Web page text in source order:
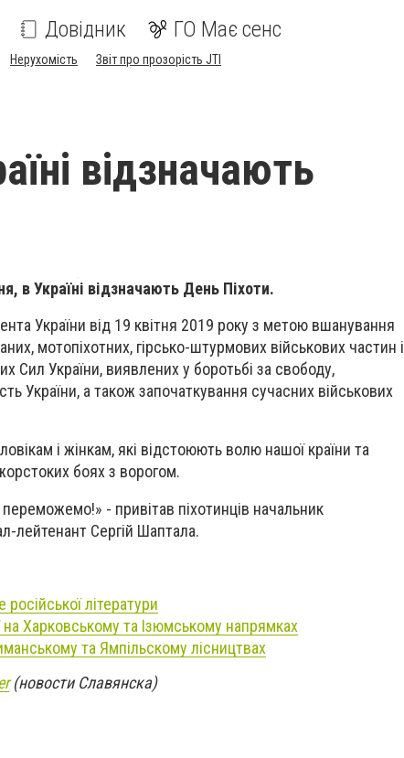
Довідник ГО Має сенс
Нерухомість Звіт про прозорість JTI
відзначають
в Україні відзначають День Піхоти.
України від 19 квітня 2019 року з метою вшанування
мотопіхотних, гірсько-штурмових військових частин і
Сил України, виявлених у боротьбі за свободу,
України, а також започаткування сучасних військових
і жінкам, які відстоюють волю нашої країни та
боях з ворогом.
- привітав піхотинців начальник
лейтенант Сергій Шаптала.
російської літератури
на Харковському та Ізюмському напрямках
та Ямпільскому лісництвах
(новости Славянска)